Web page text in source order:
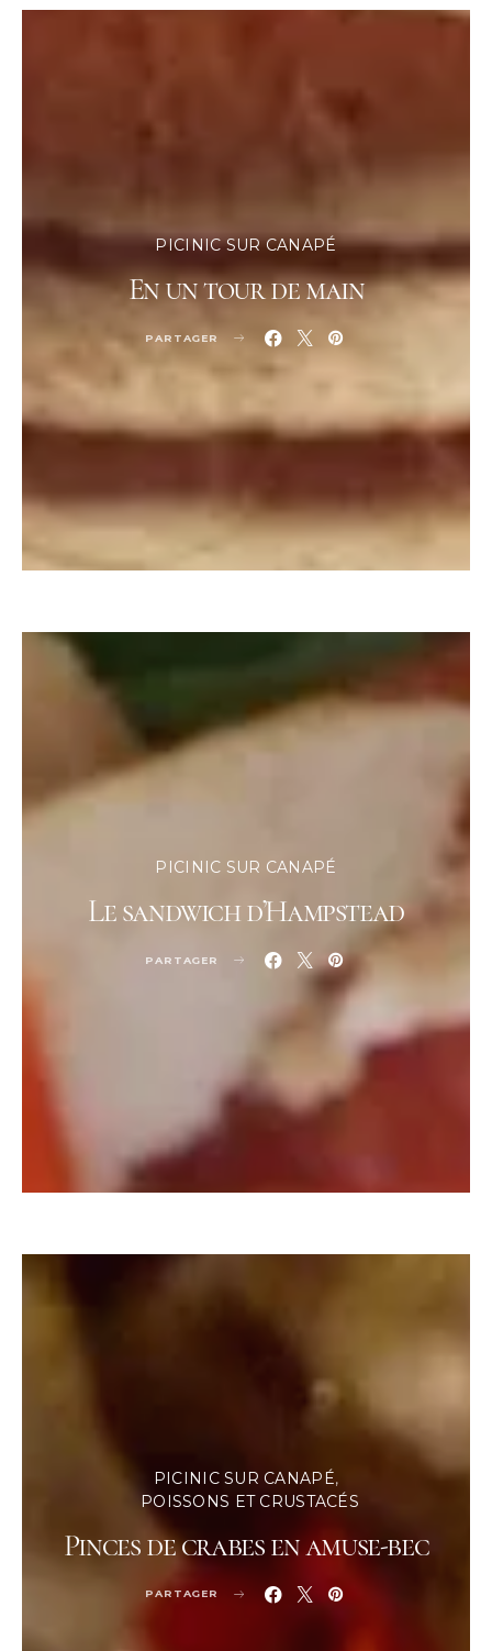
PICINIC SUR CANAPÉ
En un tour de main
PARTAGER
PICINIC SUR CANAPÉ
Le sandwich d’Hampstead
PARTAGER
PICINIC SUR CANAPÉ
POISSONS ET CRUSTACÉS
Pinces de crabes en amuse-bec
PARTAGER